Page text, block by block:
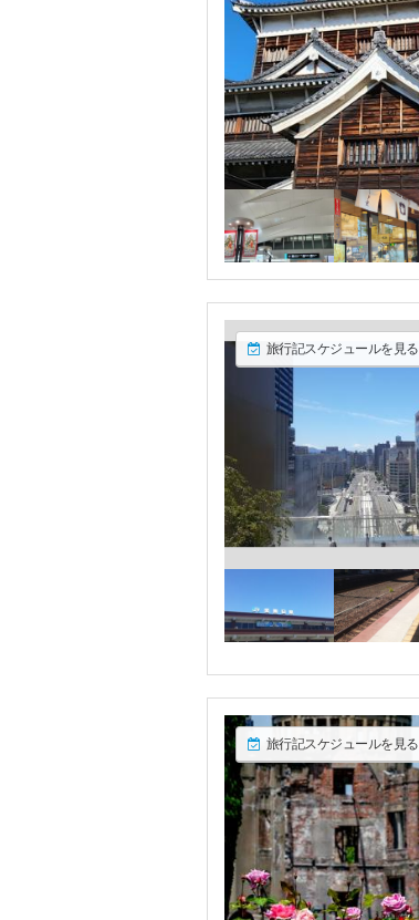
旅行記スケジュールを見る
旅行記スケジュールを見る